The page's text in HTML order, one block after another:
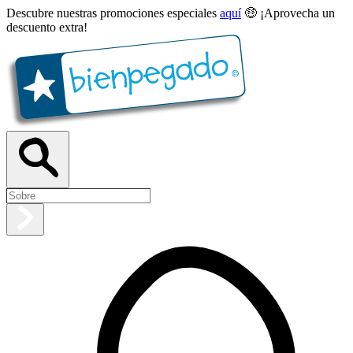
Descubre nuestras promociones especiales aquí🤑 ¡Aprovecha un
descuento extra!